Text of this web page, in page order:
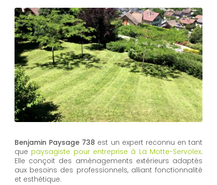
Benjamin Paysage 738 est un expert reconnu en tant
que paysagiste pour entreprise à La Motte-Servolex.
Elle conçoit des aménagements extérieurs adaptés
aux besoins des professionnels, alliant fonctionnalité
et esthétique.